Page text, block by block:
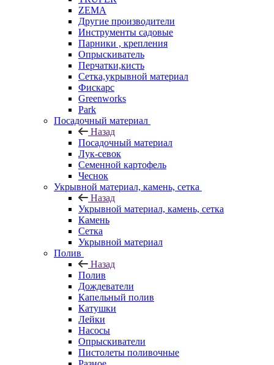
ZEMA
Другие производители
Инструменты садовые
Парники , крепления
Опрыскиватель
Перчатки,кисть
Сетка,укрывной материал
Фискарс
Greenworks
Park
Посадочный материал
Назад
Посадочный материал
Лук-севок
Семенной картофель
Чеснок
Укрывной материал, камень, сетка
Назад
Укрывной материал, камень, сетка
Камень
Сетка
Укрывной материал
Полив
Назад
Полив
Дождеватели
Капельный полив
Катушки
Лейки
Насосы
Опрыскиватели
Пистолеты поливочные